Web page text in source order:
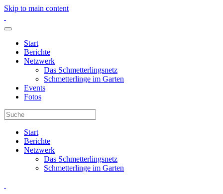
Skip to main content
Start
Berichte
Netzwerk
Das Schmetterlingsnetz
Schmetterlinge im Garten
Events
Fotos
Start
Berichte
Netzwerk
Das Schmetterlingsnetz
Schmetterlinge im Garten